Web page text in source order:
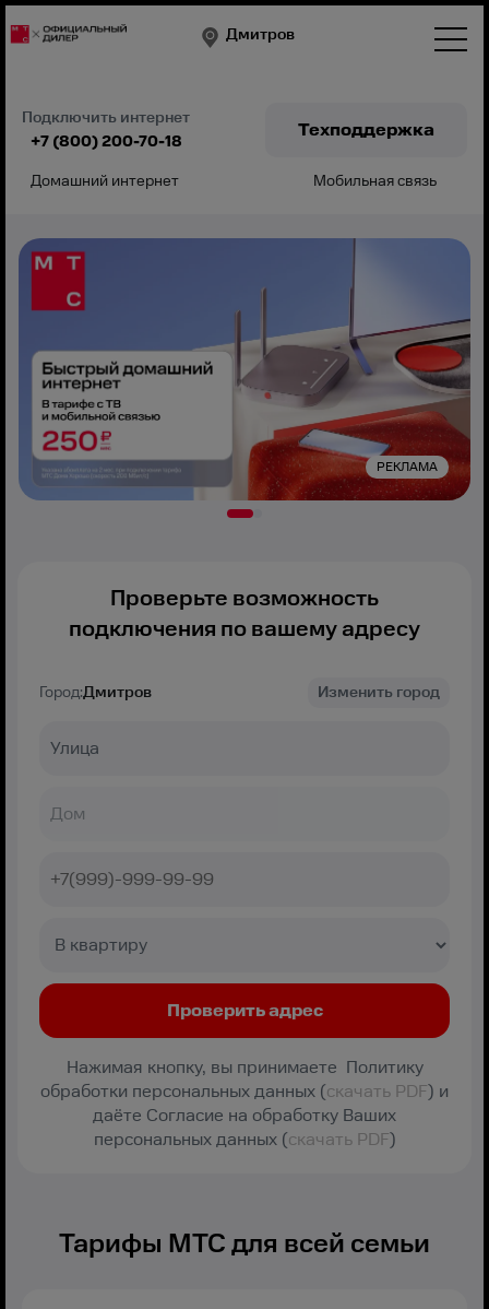
Дмитров
Подключить интернет
+7 (800) 200-70-18
Техподдержка
Домашний интернет Мобильная связь
РЕКЛАМА
Проверьте возможность
подключения по вашему адресу
Город:Дмитров Изменить город
Нажимая кнопку, вы принимаете Политику
обработки персональных данных (скачать PDF) и
даёте Согласие на обработку Ваших
персональных данных (скачать PDF)
Тарифы МТС для всей семьи